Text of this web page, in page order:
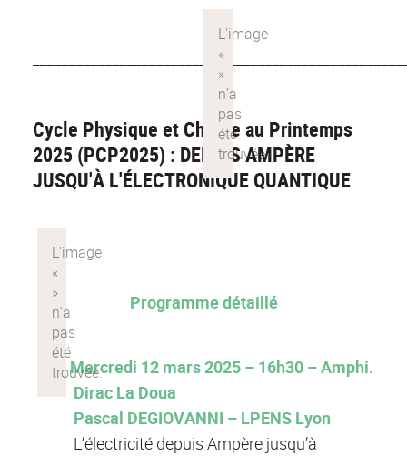
Cycle Physique et Chimie au Printemps
2025 (PCP2025) : DEPUIS AMPÈRE
JUSQU'À L'ÉLECTRONIQUE QUANTIQUE
Programme détaillé
Mercredi 12 mars 2025 – 16h30 – Amphi.
Dirac La Doua
Pascal DEGIOVANNI – LPENS Lyon
L’électricité depuis Ampère jusqu’à